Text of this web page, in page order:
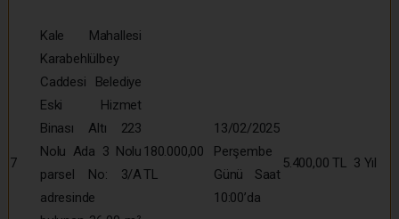
7
Kale Mahallesi
Karabehlülbey
Caddesi Belediye
Eski Hizmet
Binası Altı 223
Nolu Ada 3 Nolu
parsel No: 3/A
adresinde
180.000,00
TL
13/02/2025
Perşembe
Günü Saat
10:00’da
5.400,00 TL 3 Yıl